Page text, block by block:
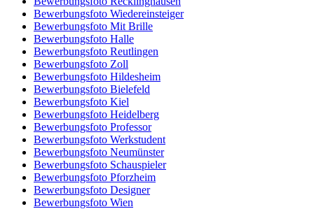
Bewerbungsfoto Wiedereinsteiger
Bewerbungsfoto Mit Brille
Bewerbungsfoto Halle
Bewerbungsfoto Reutlingen
Bewerbungsfoto Zoll
Bewerbungsfoto Hildesheim
Bewerbungsfoto Bielefeld
Bewerbungsfoto Kiel
Bewerbungsfoto Heidelberg
Bewerbungsfoto Professor
Bewerbungsfoto Werkstudent
Bewerbungsfoto Neumünster
Bewerbungsfoto Schauspieler
Bewerbungsfoto Pforzheim
Bewerbungsfoto Designer
Bewerbungsfoto Wien